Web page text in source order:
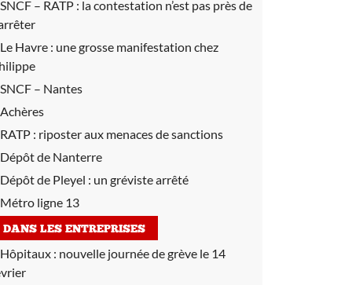
SNCF – RATP : la contestation n’est pas près de
Le Havre : une grosse manifestation chez
SNCF – Nantes
Achères
RATP : riposter aux menaces de sanctions
Dépôt de Nanterre
Dépôt de Pleyel : un gréviste arrêté
Métro ligne 13
DANS LES ENTREPRISES
Hôpitaux : nouvelle journée de grève le 14